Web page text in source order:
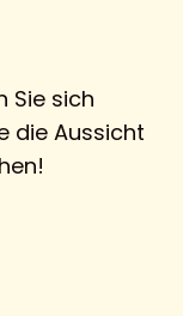
Sie sich
die Aussicht